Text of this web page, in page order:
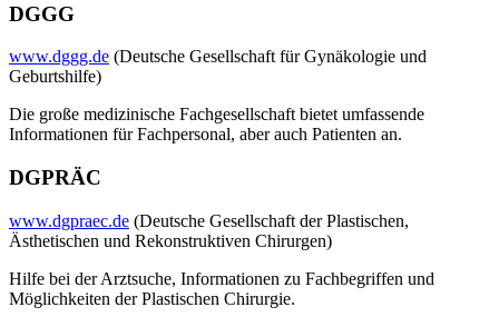
DGGG
www.dggg.de (Deutsche Gesellschaft für Gynäkologie und
Geburtshilfe)
Die große medizinische Fachgesellschaft bietet umfassende
Informationen für Fachpersonal, aber auch Patienten an.
DGPRÄC
www.dgpraec.de (Deutsche Gesellschaft der Plastischen,
Ästhetischen und Rekonstruktiven Chirurgen)
Hilfe bei der Arztsuche, Informationen zu Fachbegriffen und
Möglichkeiten der Plastischen Chirurgie.